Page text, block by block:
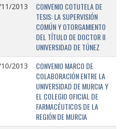
2013
CONVENIO COTUTELA DE
TESIS: LA SUPERVISIÓN
COMÚN Y OTORGAMIENTO
DEL TÍTULO DE DOCTOR II
UNIVERSIDAD DE TÚNEZ
2013
CONVENIO MARCO DE
COLABORACIÓN ENTRE LA
UNIVERSIDAD DE MURCIA Y
EL COLEGIO OFICIAL DE
FARMACÉUTICOS DE LA
REGIÓN DE MURCIA